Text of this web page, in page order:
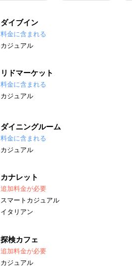
ダイブイン
料金に含まれる
カジュアル
リドマーケット
料金に含まれる
カジュアル
ダイニングルーム
料金に含まれる
カジュアル
カナレット
追加料金が必要
スマートカジュアル
イタリアン
探検カフェ
追加料金が必要
カジュアル